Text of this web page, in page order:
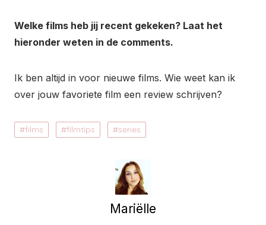
Welke films heb jij recent gekeken? Laat het
hieronder weten in de comments.
Ik ben altijd in voor nieuwe films. Wie weet kan ik
over jouw favoriete film een review schrijven?
films filmtips series
Mariëlle